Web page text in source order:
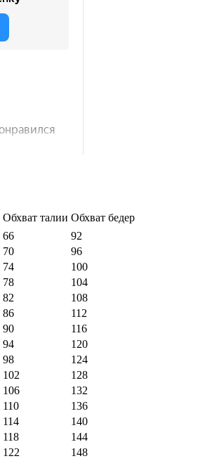
Обхват талии Обхват бедер
66
92
70
96
74
100
78
104
82
108
86
112
90
116
94
120
98
124
102
128
106
132
110
136
114
140
118
144
122
148